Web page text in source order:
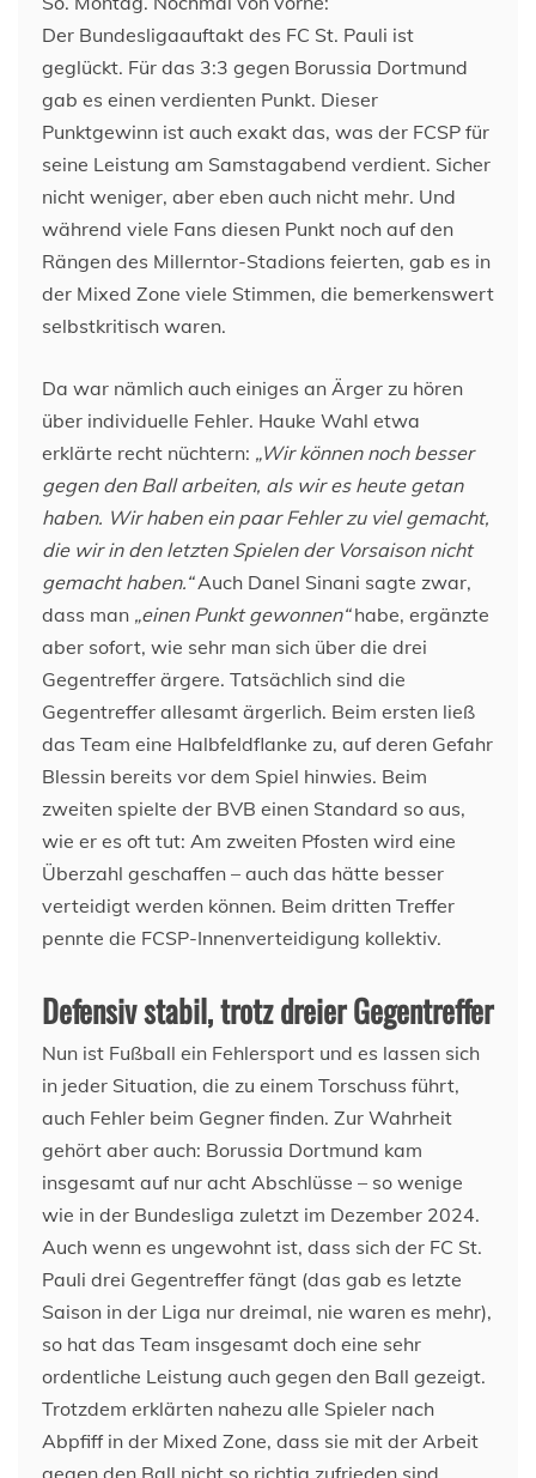
Der Bundesligaauftakt des FC St. Pauli ist
geglückt. Für das 3:3 gegen Borussia Dortmund
gab es einen verdienten Punkt. Dieser
Punktgewinn ist auch exakt das, was der FCSP für
seine Leistung am Samstagabend verdient. Sicher
nicht weniger, aber eben auch nicht mehr. Und
während viele Fans diesen Punkt noch auf den
Rängen des Millerntor-Stadions feierten, gab es in
der Mixed Zone viele Stimmen, die bemerkenswert
selbstkritisch waren.
Da war nämlich auch einiges an Ärger zu hören
über individuelle Fehler. Hauke Wahl etwa
erklärte recht nüchtern: „Wir können noch besser
gegen den Ball arbeiten, als wir es heute getan
haben. Wir haben ein paar Fehler zu viel gemacht,
die wir in den letzten Spielen der Vorsaison nicht
gemacht haben.“Auch Danel Sinani sagte zwar,
dass man „einen Punkt gewonnen“habe, ergänzte
aber sofort, wie sehr man sich über die drei
Gegentreffer ärgere. Tatsächlich sind die
Gegentreffer allesamt ärgerlich. Beim ersten ließ
das Team eine Halbfeldflanke zu, auf deren Gefahr
Blessin bereits vor dem Spiel hinwies. Beim
zweiten spielte der BVB einen Standard so aus,
wie er es oft tut: Am zweiten Pfosten wird eine
Überzahl geschaffen – auch das hätte besser
verteidigt werden können. Beim dritten Treffer
pennte die FCSP-Innenverteidigung kollektiv.
Defensiv stabil, trotz dreier Gegentreffer
Nun ist Fußball ein Fehlersport und es lassen sich
in jeder Situation, die zu einem Torschuss führt,
auch Fehler beim Gegner finden. Zur Wahrheit
gehört aber auch: Borussia Dortmund kam
insgesamt auf nur acht Abschlüsse – so wenige
wie in der Bundesliga zuletzt im Dezember 2024.
Auch wenn es ungewohnt ist, dass sich der FC St.
Pauli drei Gegentreffer fängt (das gab es letzte
Saison in der Liga nur dreimal, nie waren es mehr),
so hat das Team insgesamt doch eine sehr
ordentliche Leistung auch gegen den Ball gezeigt.
Trotzdem erklärten nahezu alle Spieler nach
Abpfiff in der Mixed Zone, dass sie mit der Arbeit
gegen den Ball nicht so richtig zufrieden sind.